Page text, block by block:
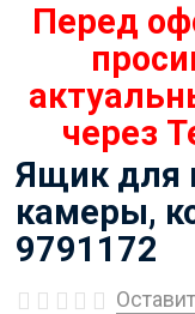
Перед
через
Ящик для
камеры,
9791172